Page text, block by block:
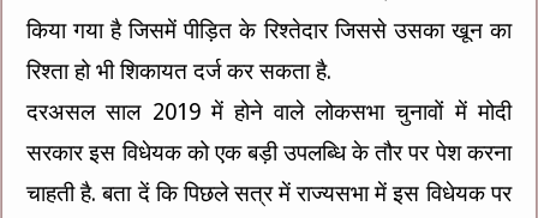
किया गया है जिसमें पीड़ित के रिश्तेदार जिससे उसका खून का
रिश्ता हो भी शिकायत दर्ज कर सकता है.
दरअसल साल 2019 में होने वाले लोकसभा चुनावों में मोदी
सरकार इस विधेयक को एक बड़ी उपलब्धि के तौर पर पेश करना
चाहती है. बता दें कि पिछले सत्र में राज्यसभा में इस विधेयक पर